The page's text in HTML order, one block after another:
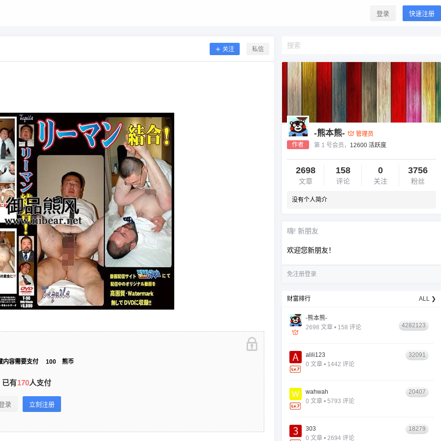
登录 快速注册
关注 私信
内容需要支付 100 熊币
已有170人支付
录 立刻注册
作者
-熊本熊-
管理员
第 1 号会员， 12600 活跃度
2698
文章
158
评论
0
关注
3756
粉丝
没有个人简介
嗨! 新朋友
欢迎您新朋友！
免注册登录
财富排行 ALL ❯
-熊本熊-
2698 文章 • 158 评论
4282123
alili123
0 文章 • 1442 评论
32091
wahwah
0 文章 • 5793 评论
20407
303
0 文章 • 2694 评论
18279